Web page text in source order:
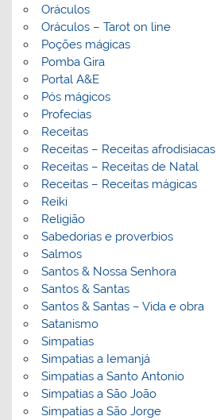
Oráculos
Oráculos – Tarot on line
Poções mágicas
Pomba Gira
Portal A&E
Pós mágicos
Profecias
Receitas
Receitas – Receitas afrodisiacas
Receitas – Receitas de Natal
Receitas – Receitas mágicas
Reiki
Religião
Sabedorias e proverbios
Salmos
Santos & Nossa Senhora
Santos & Santas
Santos & Santas – Vida e obra
Satanismo
Simpatias
Simpatias a Iemanjá
Simpatias a Santo Antonio
Simpatias a São João
Simpatias a São Jorge